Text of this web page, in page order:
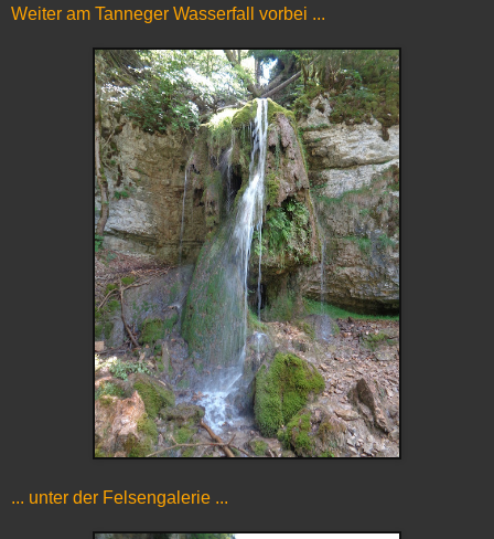
Weiter am Tanneger Wasserfall vorbei ...
... unter der Felsengalerie ...